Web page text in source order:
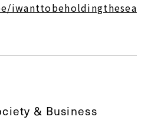
iwanttobeholdingthesea
& Business